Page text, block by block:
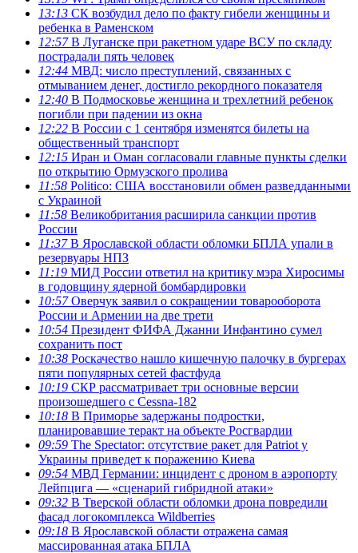
13:13 СК возбудил дело по факту гибели женщины и
ребенка в Раменском
12:57В Луганске при ракетном ударе ВСУ по складу
пострадали пять человек
12:44 МВД: число преступлений, связанных с
отмыванием денег, достигло рекордного показателя
12:40 В Подмосковье женщина и трехлетний ребенок
погибли при падении из окна
12:22 В России с 1 сентября изменятся билеты на
общественный транспорт
12:15 Иран и Оман согласовали главные пункты сделки
по открытию Ормузского пролива
11:58 Politico: США восстановили обмен разведданными
с Украиной
11:58 Великобритания расширила санкции против
России
11:37В Ярославской области обломки БПЛА упали в
резервуары НПЗ
11:19 МИД России ответил на критику мэра Хиросимы
в годовщину ядерной бомбардировки
10:57Оверчук заявил о сокращении товарооборота
России и Армении на две трети
10:54 Президент ФИФА Джанни Инфантино сумел
сохранить пост
10:38 Роскачество нашло кишечную палочку в бургерах
пяти популярных сетей фастфуда
10:19 СКР рассматривает три основные версии
произошедшего с Cessna-182
10:18 В Приморье задержаны подростки,
планировавшие теракт на объекте Росгвардии
09:59 The Spectator: отсутствие ракет для Patriot у
Украины приведет к поражению Киева
09:54 МВД Германии: инцидент с дроном в аэропорту
Лейпцига — «сценарий гибридной атаки»
09:32 В Тверской области обломки дрона повредили
фасад логокомплекса Wildberries
09:18 В Ярославской области отражена самая
массированная атака БПЛА